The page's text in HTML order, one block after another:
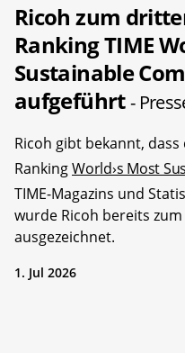
Ricoh zum
Ranking TIME
Sustainable
aufgeführt-
Ricoh gibt bekannt,
RankingWorld›s Most
TIME-Magazins und
wurde Ricoh bereits
ausgezeichnet.
1. Jul 2026